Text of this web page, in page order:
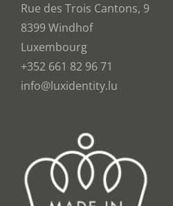
Rue des Trois Cantons, 9
8399 Windhof
Luxembourg
+352 661 82 96 71
info@luxidentity.lu